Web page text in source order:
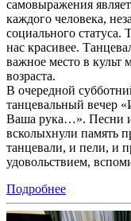
самовыражения
каждого человека,
социального статуса.
нас красивее.
важное место в культ
возраста.
В очередной
танцевальный вечер
Ваша рука…». Песни
всколыхнули память
танцевали, и пели, и
удовольствием,
Подробнее